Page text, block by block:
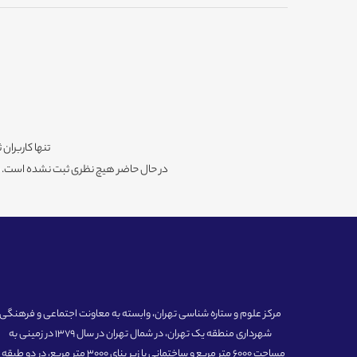
تنها
در حال حاضر هیچ نظری ثبت نشده است.
مرکز علوم و ستاره شناسی تهران، وابسته به معاونت اجتماعی و فرهنگی
شهرداری منطقه یک تهران، در شمال تهران در سال 1379 در زمینی به